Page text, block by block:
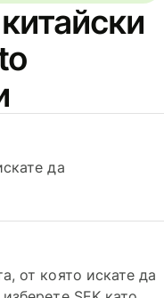
да
от която искате да